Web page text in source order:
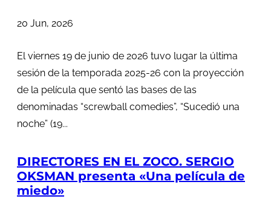
20 Jun, 2026
El viernes 19 de junio de 2026 tuvo lugar la última
sesión de la temporada 2025-26 con la proyección
de la película que sentó las bases de las
denominadas “screwball comedies”, “Sucedió una
noche” (19...
DIRECTORES EN EL ZOCO. SERGIO
OKSMAN presenta «Una película de
miedo»